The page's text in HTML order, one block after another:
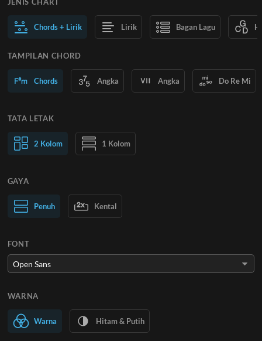
JENIS CHART
Chords + Lirik Lirik Bagan Lagu
TAMPILAN CHORD
Chords Angka Angka Do Re Mi
TATA LETAK
2 Kolom 1 Kolom
Teks Normal Teks Besar
GAYA
Penuh Kental
FONT
WARNA
Warna Hitam & Putih